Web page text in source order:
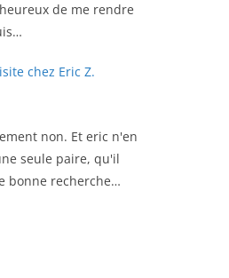
de me rendre
chez Eric Z.
non. Et eric n'en
seule paire, qu'il
bonne recherche…